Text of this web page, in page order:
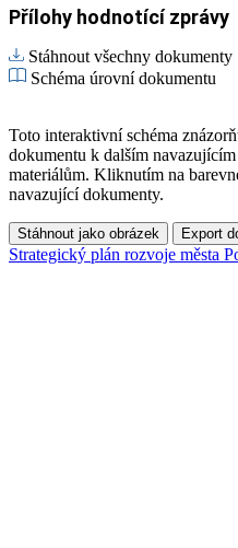
Přílohy hodnotící zprávy
Stáhnout všechny dokumenty
Schéma úrovní dokumentu
Toto interaktivní schéma
dokumentu k dalším
materiálům. Kliknutím na
navazující dokumenty.
Stáhnout jako obrázek Export
Strategický plán rozvoje města